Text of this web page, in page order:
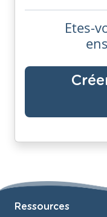
Etes-
Ressources